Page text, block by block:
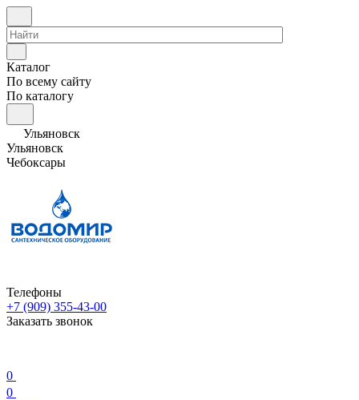
Каталог
По всему сайту
По каталогу
Ульяновск
Ульяновск
Чебоксары
Телефоны
+7 (909) 355-43-00
Заказать звонок
0
0